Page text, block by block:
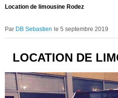
Location de limousine Rodez
DB Sebastien le 5 septembre 2019
LOCATION DE